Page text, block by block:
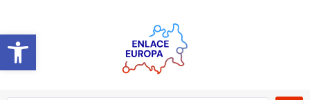
Abrir barra de herramientas